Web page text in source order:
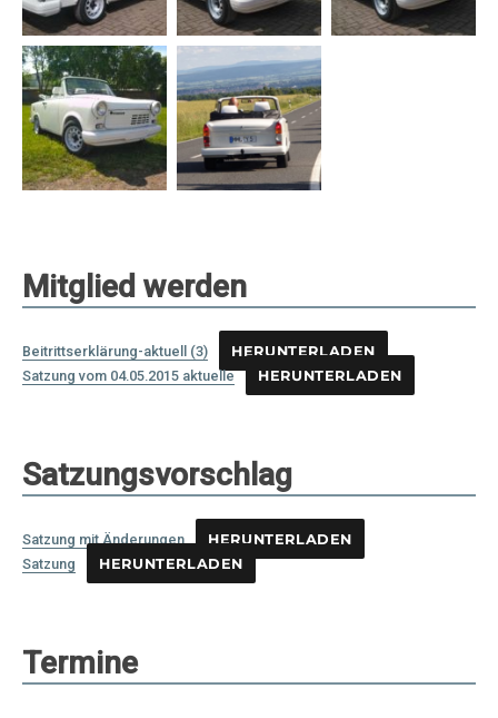
Mitglied werden
Beitrittserklärung-aktuell (3)
HERUNTERLADEN
Satzung vom 04.05.2015 aktuelle
HERUNTERLADEN
Satzungsvorschlag
Satzung mit Änderungen
HERUNTERLADEN
Satzung
HERUNTERLADEN
Termine